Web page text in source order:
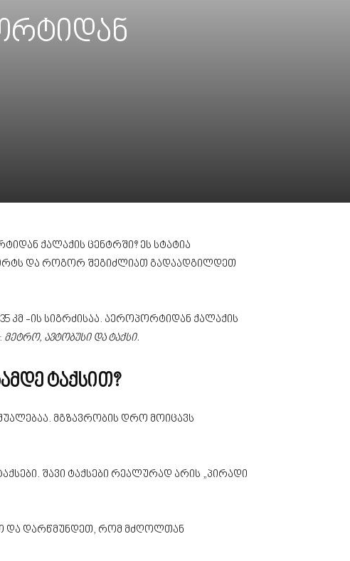
ქალაქის ცენტრში? ეს სტატია
და როგორ შეგიძლიათ გადაადგილდეთ
კმ -ის სიგრძისაა. აეროპორტიდან ქალაქის
მეტრო, ავტობუსი და ტაქსი.
ტაქსით?
მგზავრობის დრო მოიცავს
შავი ტაქსები რეალურად არის „პირადი
და დარწმუნდეთ, რომ მძღოლთან